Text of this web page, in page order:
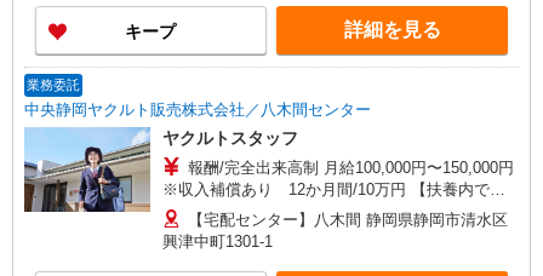
Bさん】 働き方：週5日・1日6時間勤務の場合（休
憩40分含む） 月収150,000円の収入 時給目安：
1,406円 研修制度あり 研修日数 17日 研修時の給
キープ 詳細を見る
業務委託
中央静岡ヤクルト販売株式会社／八木間センター
ヤクルトスタッフ
報酬/完全出来高制 月給100,000円〜150,000円
※収入補償あり 12か月間/10万円 【扶養内で働
く30代主婦 Aさん】 働き方：週5日・1日4.5時間
勤務の場合（休憩40分含む） 月収100,000円の収
入 時給目安：1,302円 【ガッツリ働く40代主婦
【宅配センター】八木間 静岡県静岡市清水区
興津中町1301-1